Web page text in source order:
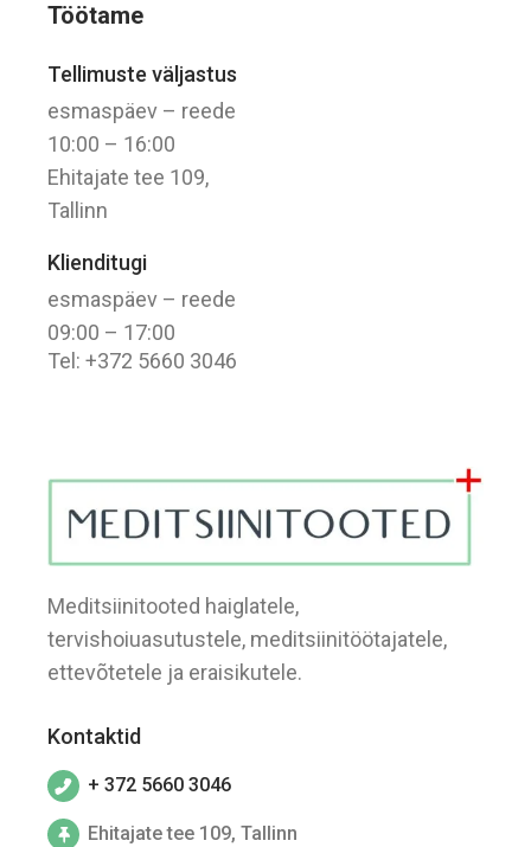
Meditsiinitooted haiglatele,
tervishoiuasutustele, meditsiinitöötajatele,
ettevõtetele ja eraisikutele.
Kontaktid
+ 372 5660 3046
Ehitajate tee 109, Tallinn
Töötame
Tellimuste väljastus
esmaspäev – reede
10:00 – 16:00
Ehitajate tee 109,
Tallinn
Klienditugi
esmaspäev – reede
09:00 – 17:00
Tel: +372 5660 3046